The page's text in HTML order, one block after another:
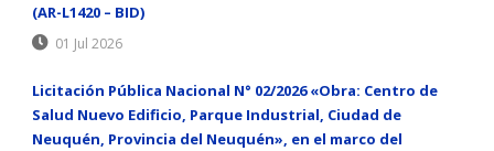
(AR-L1420 – BID)
01 Jul 2026
Licitación Pública Nacional N° 02/2026 «Obra: Centro de
Salud Nuevo Edificio, Parque Industrial, Ciudad de
Neuquén, Provincia del Neuquén», en el marco del